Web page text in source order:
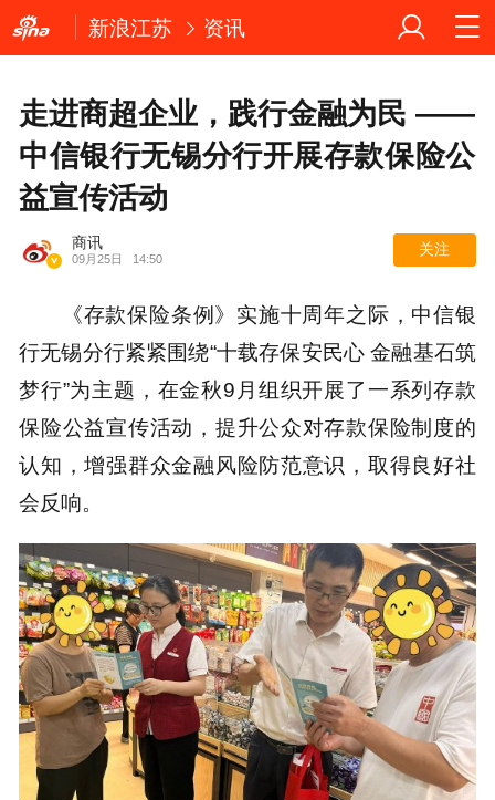
新浪江苏 资讯
走进商超企业，践行金融为民 ——
中信银行无锡分行开展存款保险公
益宣传活动
商讯
09月25日 14:50
关注
《存款保险条例》实施十周年之际，中信银
行无锡分行紧紧围绕“十载存保安民心 金融基石筑
梦行”为主题，在金秋9月组织开展了一系列存款
保险公益宣传活动，提升公众对存款保险制度的
认知，增强群众金融风险防范意识，取得良好社
会反响。